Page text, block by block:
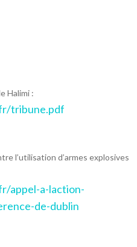
Halimi :
tribune.pdf
l’utilisation d’armes explosives
appel-a-laction-
de-dublin